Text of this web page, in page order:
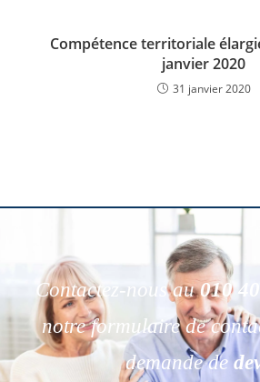
Compétence territoriale
janvier 2020
31 janvier 2020
Contactez-nous au010 40
notre formulaire de
demande de